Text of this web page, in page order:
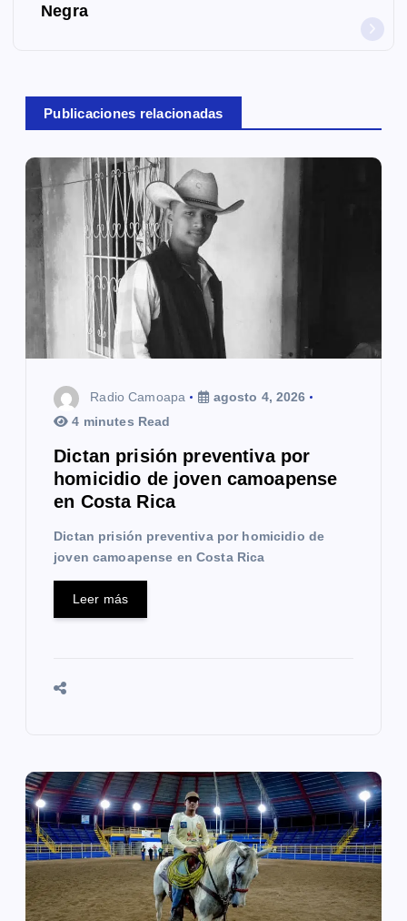
n
d
n
Negra
Publicaciones relacionadas
Radio Camoapa
agosto 4, 2026
4 minutes Read
Dictan prisión preventiva por
homicidio de joven camoapense
en Costa Rica
Dictan prisión preventiva por homicidio de
joven camoapense en Costa Rica
Leer más